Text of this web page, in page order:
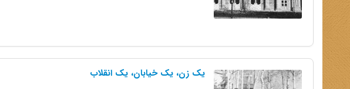
یک زن، یک خیابان، یک انقلاب